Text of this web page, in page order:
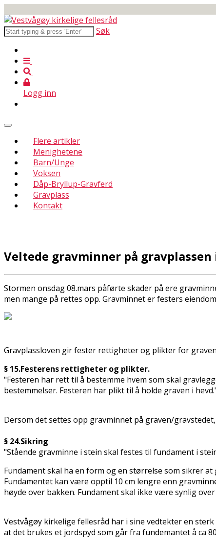
Søk
Logg inn
Flere artikler
Menighetene
Barn/Unge
Voksen
Dåp-Bryllup-Gravferd
Gravplass
Kontakt
Veltede gravminner på
Stormen onsdag 08.mars påførte skader på flere
men mange på rettes opp. Gravminnet er festers
Gravplassloven gir fester rettigheter og plikter for
§ 15.Festerens rettigheter og plikter.
"Festeren har rett til å bestemme hvem som skal
bestemmelser. Festeren har plikt til å holde graven i
Dersom det settes opp gravminnet på graven/
§ 24.Sikring
"Stående gravminne i stein skal festes til fundament i
Fundament skal ha en form og en størrelse som sikrer
Fundamentet kan være opptil 10 cm lengre enn
høyde over bakken. Fundament skal ikke være synlig
Vestvågøy kirkelige fellesråd har i sine vedtekter en
at det brukes et jordspyd som går fra fundemantet å ca